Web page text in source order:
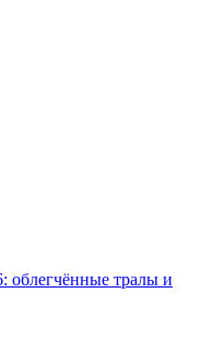
облегчённые тралы и